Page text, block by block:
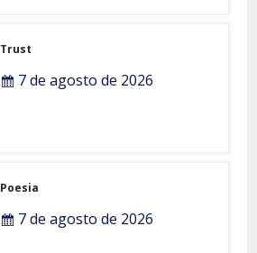
Trust
7 de agosto de 2026
Poesia
7 de agosto de 2026